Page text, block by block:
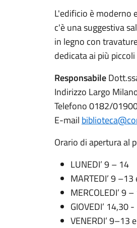
L'edificio è moderno
c'è una suggestiva
in legno con
dedicata ai più
Responsabile
Indirizzo Largo
Telefono 0182/
E-mail
Orario di apertura al
LUNEDI’ 9 – 14
MARTEDI’ 9
MERCOLEDI’ 9
GIOVEDI’ 14,30
VENERDI’ 9–13